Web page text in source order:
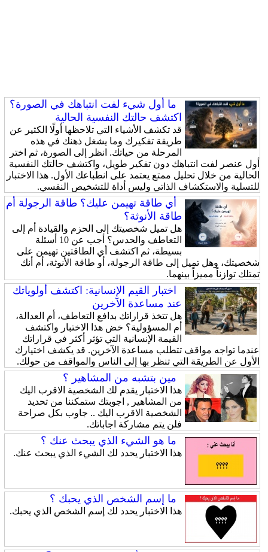
ما أول شيء لفت انتباهك في الصورة؟
اكتشف حالتك النفسية الحالية
قد تكشف الأشياء التي تلاحظها أولًا الكثير عن
طريقة تفكيرك وما يشغل ذهنك في هذه
المرحلة من حياتك. انظر إلى الصورة، ثم اختر
أول عنصر لفت انتباهك دون تفكير طويل، واكتشف حالتك النفسية
الحالية من خلال تحليل ممتع يعتمد على انطباعك الأول. هذا الاختبار
للتسلية والاستكشاف الذاتي وليس أداة للتشخيص النفسي.
أي طاقة تهيمن عليك؟ طاقة الرجولة أم
طاقة الأنوثة؟
هل تميل شخصيتك إلى الحزم والقيادة أم إلى
التعاطف والحدس؟ أجب عن 10 أسئلة
بسيطة، ثم اكتشف أي الطاقتين تهيمن على
شخصيتك، وهل تميل إلى طاقة الرجولة، أو طاقة الأنوثة، أم أنك
تمتلك توازناً مميزاً بينهما.
اختبار القيم الإنسانية: اكتشف أولوياتك
عند مساعدة الآخرين
هل تتخذ قراراتك بدافع التعاطف، أم العدالة،
أم المسؤولية؟ خض هذا الاختبار واكتشف
القيمة الإنسانية التي تؤثر أكثر في قراراتك
عندما تواجه مواقف تتطلب مساعدة الآخرين. قد يكشف اختيارك
الأول عن الطريقة التي تنظر بها إلى الناس والمواقف من حولك.
مين بتشبه من المشاهير ؟
هذا الاختبار يقدم لك الشخصية الاقرب اليك
من المشاهير , اجوبتك ستمكننا من تحديد
الشخصية الاقرب اليك .. جاوب بكل صراحة
فلن يتم مشاركة اجاباتك.
ما هو الشيء الذي يبحث عنك ؟
هذا الاختبار يحدد لك الشيء الذي يبحث عنك.
ما إسم الشخص الذي يحبك ؟
هذا الاختبار يحدد لك إسم الشخص الذي يحبك.